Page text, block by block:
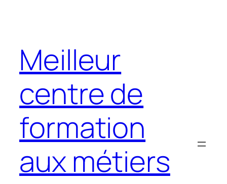
Meilleur
centre de
formation
aux métiers